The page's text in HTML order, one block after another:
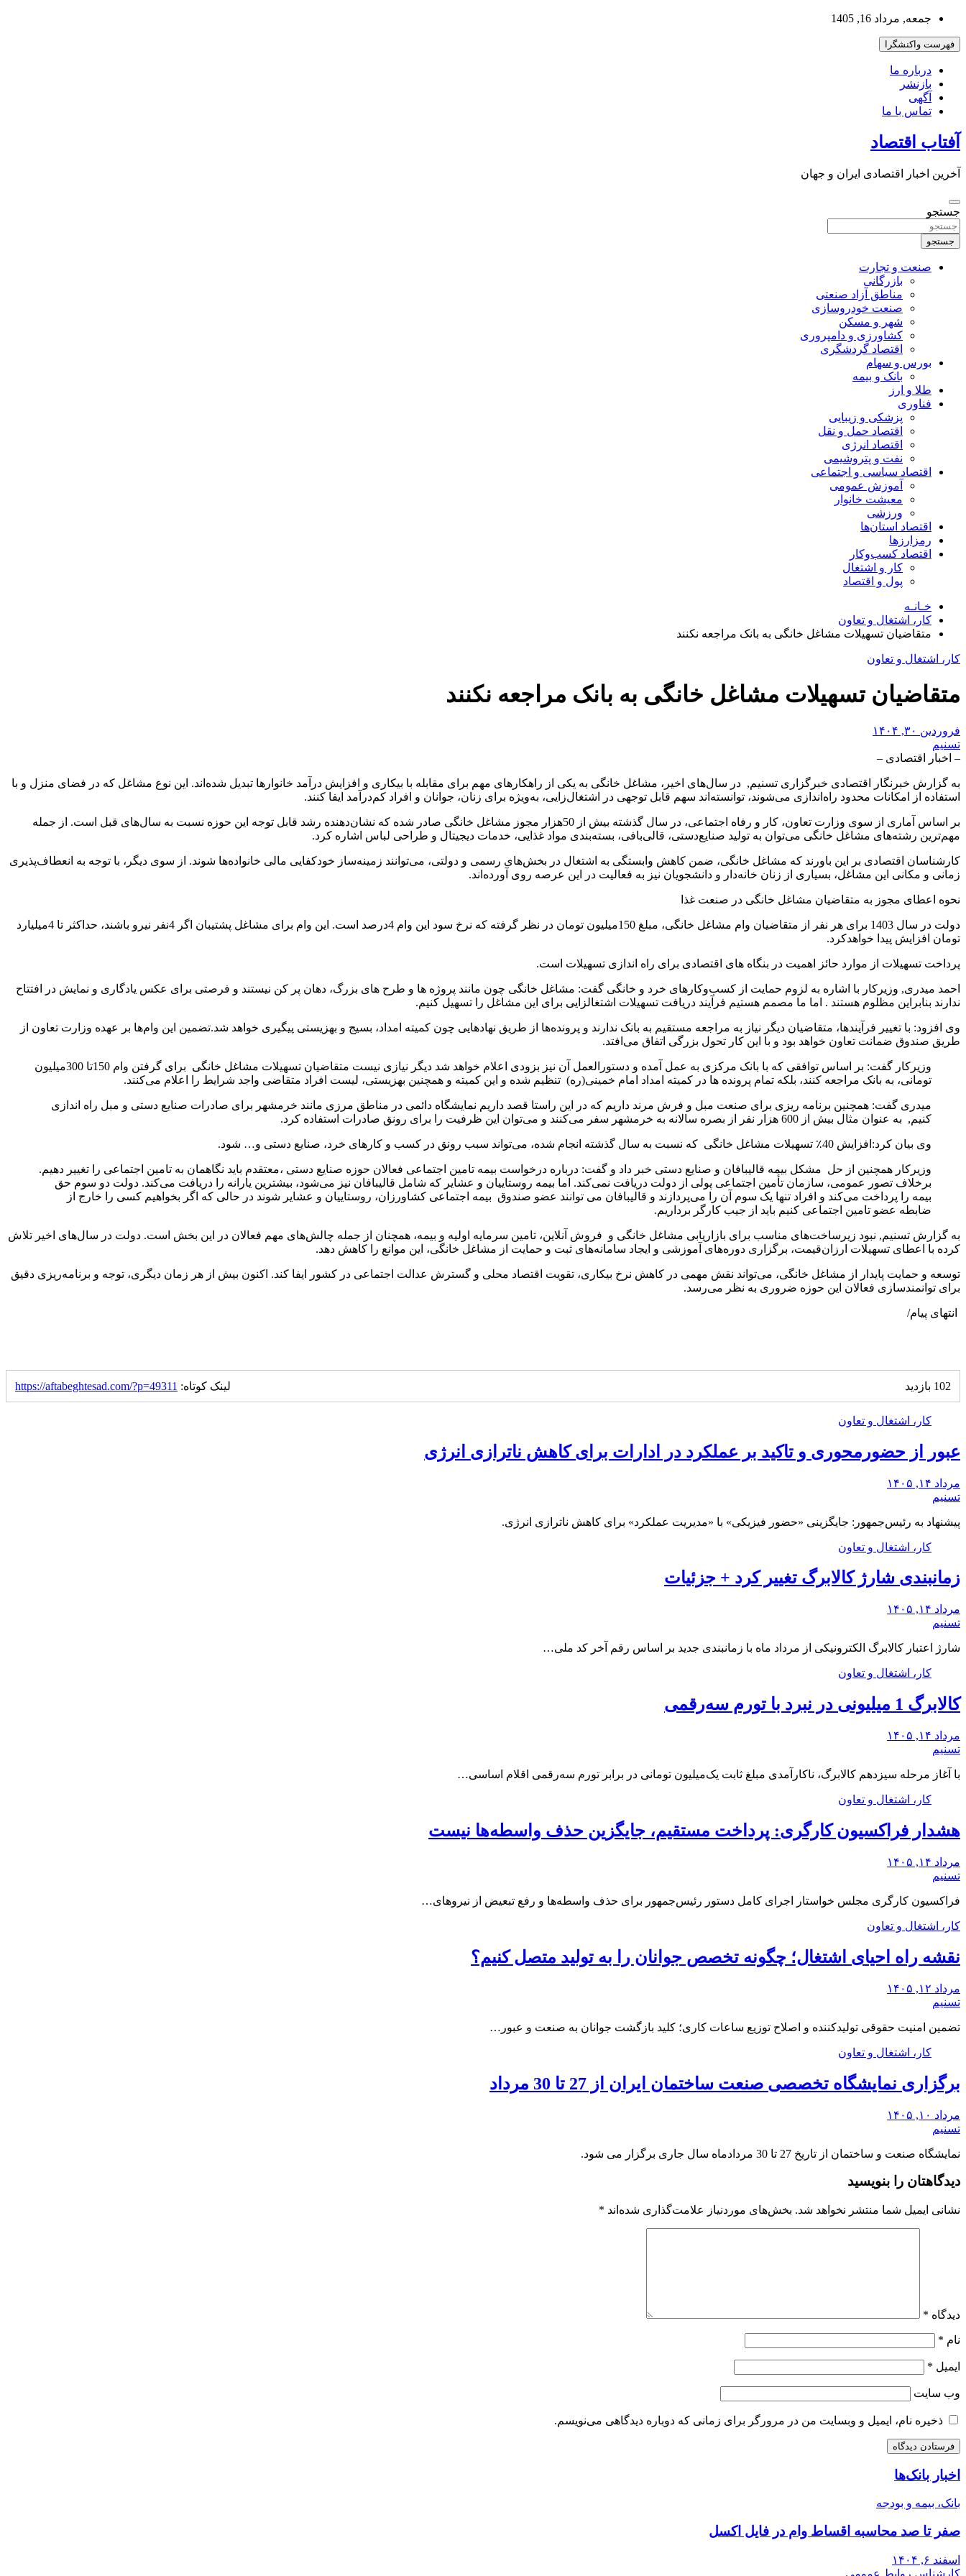
بروید
جمعه, مرداد 16, 1405
فهرست واکنشگرا
درباره ما
بازنشر
آگهی
تماس با ما
آفتاب اقتصاد
آخرین اخبار اقتصادی ایران و جهان
جستجو
جستجو
صنعت و تجارت
بازرگانی
مناطق آزاد صنعتی
صنعت خودروسازی
شهر و مسکن
کشاورزی و دامپروری
اقتصاد گردشگری
بورس و سهام
بانک و بیمه
طلا و ارز
فناوری
پزشکی و زیبایی
اقتصاد حمل و نقل
اقتصاد انرژی
نفت و پتروشیمی
اقتصاد سیاسی و اجتماعی
آموزش عمومی
معیشت خانوار
ورزشی
اقتصاد استان‌ها
رمزارزها
اقتصاد کسب‌و‌کار
کار و اشتغال
پول و اقتصاد
خـانـه
کار، اشتغال و تعاون
متقاضیان تسهیلات مشاغل خانگی به بانک مراجعه نکنند
کار، اشتغال و تعاون
متقاضیان تسهیلات مشاغل خانگی به بانک مراجعه نکنند
فروردین ۳۰, ۱۴۰۴
تسنیم
– اخبار اقتصادی –
به گزارش خبرنگار اقتصادی خبرگزاری تسنیم, در سال‌های اخیر، مشاغل خانگی به یکی از راهکارهای مهم برای مقابله با بیکاری و افزایش درآمد خانوارها تبدیل شده‌اند. این نوع مشاغل که در فضای منزل و با
استفاده از امکانات محدود راه‌اندازی می‌شوند، توانسته‌اند سهم قابل توجهی در اشتغال‌زایی، به‌ویژه برای زنان، جوانان و افراد کم‌درآمد ایفا کنند.
بر اساس آماری از سوی وزارت تعاون، کار و رفاه اجتماعی، در سال گذشته بیش از 50هزار مجوز مشاغل خانگی صادر شده که نشان‌دهنده رشد قابل توجه این حوزه نسبت به سال‌های قبل است. از جمله
مهم‌ترین رشته‌های مشاغل خانگی می‌توان به تولید صنایع‌دستی، قالی‌بافی، بسته‌بندی مواد غذایی، خدمات دیجیتال و طراحی لباس اشاره کرد.
کارشناسان اقتصادی بر این باورند که مشاغل خانگی، ضمن کاهش وابستگی به اشتغال در بخش‌های رسمی و دولتی، می‌توانند زمینه‌ساز خودکفایی مالی خانواده‌ها شوند. از سوی دیگر، با توجه به انعطاف‌پذیری
زمانی و مکانی این مشاغل، بسیاری از زنان خانه‌دار و دانشجویان نیز به فعالیت در این عرصه روی آورده‌اند.
نحوه اعطای مجوز به متقاضیان مشاغل خانگی در صنعت غذا
دولت در سال 1403 برای هر نفر از متقاضیان وام مشاغل خانگی، مبلغ 150میلیون تومان در نظر گرفته که نرخ سود این وام 4درصد است. این وام برای مشاغل پشتیبان اگر 4نفر نیرو باشند، حداکثر تا 4میلیارد
تومان افزایش پیدا خواهدکرد.
پرداخت تسهیلات از موارد حائز اهمیت در بنگاه های اقتصادی برای راه اندازی تسهیلات است.
احمد میدری, وزیرکار با اشاره به لزوم حمایت از کسب‌وکارهای خرد و خانگی گفت: مشاغل خانگی چون مانند پروژه ها و طرح های بزرگ، دهان پر کن نیستند و فرصتی برای عکس یادگاری و نمایش در افتتاح
ندارند بنابراین مظلوم هستند . اما ما مصمم هستیم فرآیند دریافت تسهیلات اشتغالزایی برای این مشاغل را تسهیل کنیم.
وی افزود: با تغییر فرآیندها، متقاضیان دیگر نیاز به مراجعه مستقیم به بانک ندارند و پرونده‌ها از طریق نهادهایی چون کمیته امداد، بسیج و بهزیستی پیگیری خواهد شد.تضمین این وام‌ها بر عهده وزارت تعاون از
طریق صندوق ضمانت تعاون خواهد بود و با این کار تحول بزرگی اتفاق می‌افتد.
وزیرکار گفت: بر اساس توافقی که با بانک مرکزی به عمل آمده و دستورالعمل آن نیز بزودی اعلام خواهد شد دیگر نیازی نیست متقاضیان تسهیلات مشاغل خانگی برای گرفتن وام 150تا 300میلیون
تومانی، به بانک مراجعه کنند، بلکه تمام پرونده ها در کمیته امداد امام خمینی(ره) تنظیم شده و این کمیته و همچنین بهزیستی، لیست افراد متقاضی واجد شرایط را اعلام می‌کنند.
میدری گفت: همچنین برنامه ریزی برای صنعت مبل و فرش مرند داریم که در این راستا قصد داریم نمایشگاه دائمی در مناطق مرزی مانند خرمشهر برای صادرات صنایع دستی و مبل راه اندازی
کنیم, به عنوان مثال بیش از 600 هزار نفر از بصره سالانه به خرمشهر سفر می‌کنند و می‌توان این ظرفیت را برای رونق صادرات استفاده کرد.
وی بیان کرد:افزایش 40٪ تسهیلات مشاغل خانگی که نسبت به سال گذشته انجام شده، می‌تواند سبب رونق در کسب و کارهای خرد، صنایع دستی و… شود.
وزیرکار همچنین از حل مشکل بیمه قالیبافان و صنایع دستی خبر داد و گفت: درباره درخواست بیمه تامین اجتماعی فعالان حوزه صنایع دستی ،معتقدم باید نگاهمان به تامین اجتماعی را تغییر دهیم.
برخلاف تصور عمومی، سازمان تأمین اجتماعی پولی از دولت دریافت نمی‌کند. اما بیمه روستاییان و عشایر که شامل قالیبافان نیز می‌شود، بیشترین یارانه را دریافت می‌کند. دولت دو سوم حق
بیمه را پرداخت می‌کند و افراد تنها یک سوم آن را می‌پردازند و قالیبافان می توانند عضو صندوق بیمه اجتماعی کشاورزان، روستاییان و عشایر شوند در حالی که اگر بخواهیم کسی را خارج از
ضابطه عضو تامین اجتماعی کنیم باید از جیب کارگر برداریم.
به گزارش تسنیم, نبود زیرساخت‌های مناسب برای بازاریابی مشاغل خانگی و فروش آنلاین، تامین سرمایه اولیه و بیمه، همچنان از جمله چالش‌های مهم فعالان در این بخش است. دولت در سال‌های اخیر تلاش
کرده با اعطای تسهیلات ارزان‌قیمت، برگزاری دوره‌های آموزشی و ایجاد سامانه‌های ثبت و حمایت از مشاغل خانگی، این موانع را کاهش دهد.
توسعه و حمایت پایدار از مشاغل خانگی، می‌تواند نقش مهمی در کاهش نرخ بیکاری، تقویت اقتصاد محلی و گسترش عدالت اجتماعی در کشور ایفا کند. اکنون بیش از هر زمان دیگری، توجه و برنامه‌ریزی دقیق
برای توانمندسازی فعالان این حوزه ضروری به نظر می‌رسد.
انتهای پیام/
102 بازدید لینک کوتاه: https://aftabeghtesad.com/?p=49311
کار، اشتغال و تعاون
عبور از حضورمحوری و تاکید بر عملکرد در ادارات برای کاهش ناترازی انرژی
مرداد ۱۴, ۱۴۰۵
تسنیم
پیشنهاد به رئیس‌جمهور: جایگزینی «حضور فیزیکی» با «مدیریت عملکرد» برای کاهش ناترازی انرژی.
کار، اشتغال و تعاون
زمانبندی شارژ کالابرگ تغییر کرد + جزئیات
مرداد ۱۴, ۱۴۰۵
تسنیم
شارژ اعتبار کالابرگ الکترونیکی از مرداد ماه با زمانبندی جدید بر اساس رقم آخر کد ملی…
کار، اشتغال و تعاون
کالابرگ 1 میلیونی در نبرد با تورم سه‌رقمی
مرداد ۱۴, ۱۴۰۵
تسنیم
با آغاز مرحله سیزدهم کالابرگ، ناکارآمدی مبلغ ثابت یک‌میلیون تومانی در برابر تورم سه‌رقمی اقلام اساسی…
کار، اشتغال و تعاون
هشدار فراکسیون کارگری: پرداخت مستقیم، جایگزین حذف واسطه‌ها نیست
مرداد ۱۴, ۱۴۰۵
تسنیم
فراکسیون کارگری مجلس خواستار اجرای کامل دستور رئیس‌جمهور برای حذف واسطه‌ها و رفع تبعیض از نیروهای…
کار، اشتغال و تعاون
نقشه راه احیای اشتغال؛ چگونه تخصص جوانان را به تولید متصل کنیم؟
مرداد ۱۲, ۱۴۰۵
تسنیم
تضمین امنیت حقوقی تولیدکننده و اصلاح توزیع ساعات کاری؛ کلید بازگشت جوانان به صنعت و عبور…
کار، اشتغال و تعاون
برگزاری نمایشگاه تخصصی صنعت ساختمان ایران از 27 تا 30 مرداد
مرداد ۱۰, ۱۴۰۵
تسنیم
نمایشگاه صنعت و ساختمان از تاریخ 27 تا 30 مردادماه سال جاری برگزار می شود.
دیدگاهتان را بنویسید
نشانی ایمیل شما منتشر نخواهد شد. بخش‌های موردنیاز علامت‌گذاری شده‌اند *
دیدگاه *
نام *
ایمیل *
وب‌ سایت
ذخیره نام، ایمیل و وبسایت من در مرورگر برای زمانی که دوباره دیدگاهی می‌نویسم.
اخبار بانک‌ها
بانک، بیمه و بودجه
صفر تا صد محاسبه اقساط وام در فایل اکسل
اسفند ۶, ۱۴۰۴
کارشناس روابط عمومی